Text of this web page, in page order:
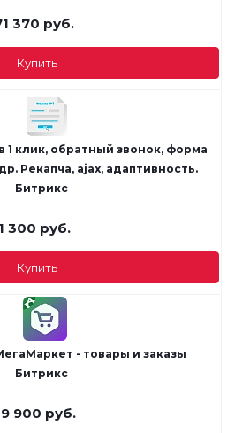
370 руб.
Купить
1 клик, обратный звонок, форма
Рекапча, ajax, адаптивность.
Битрикс
1 300 руб.
Купить
- товары и заказы
Битрикс
900 руб.